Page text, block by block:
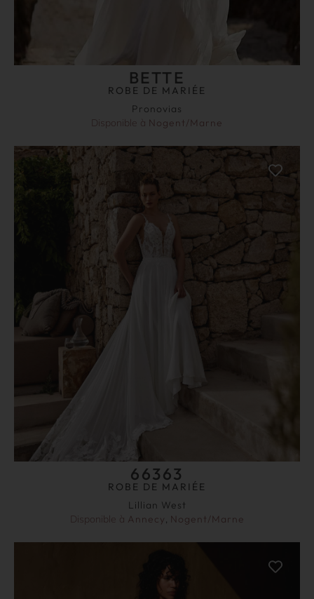
BETTE
ROBE DE MARIÉE
Pronovias
Disponible à Nogent/Marne
66363
ROBE DE MARIÉE
Lillian West
Disponible à Annecy, Nogent/Marne